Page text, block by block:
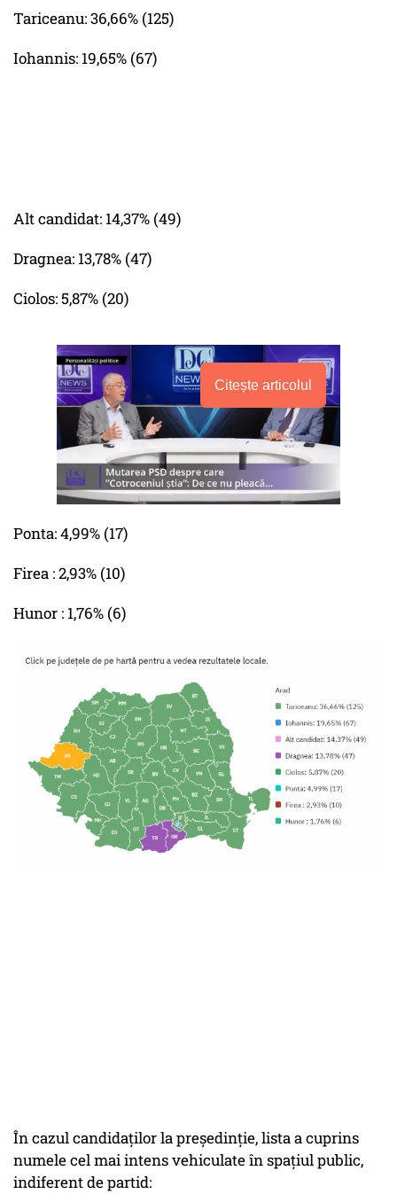
Tariceanu: 36,66% (125)
Iohannis: 19,65% (67)
Alt candidat: 14,37% (49)
Dragnea: 13,78% (47)
Ciolos: 5,87% (20)
Citește articolul
Ponta: 4,99% (17)
Firea : 2,93% (10)
Hunor : 1,76% (6)
În cazul candidaților la președinție, lista a cuprins
numele cel mai intens vehiculate în spațiul public,
indiferent de partid: